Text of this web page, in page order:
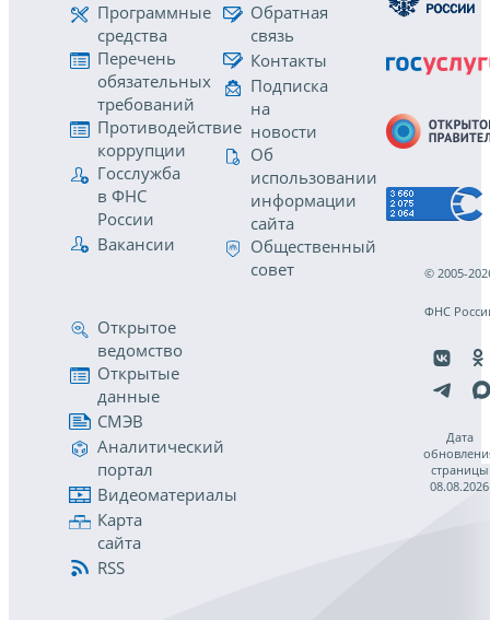
Программные
средства
Перечень
обязательных
требований
Противодействие
коррупции
Госслужба
в ФНС
России
Вакансии
Обратная
связь
Контакты
Подписка
на
новости
Об
использовании
информации
сайта
Общественный
совет
Открытое
ведомство
Открытые
данные
СМЭВ
Аналитический
портал
Видеоматериалы
Карта
сайта
RSS
© 2005-
ФНС
Дата
страницы
08.08.2026